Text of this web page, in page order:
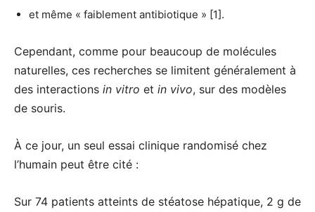
et même « faiblement antibiotique » [1].
Cependant, comme pour beaucoup de molécules
naturelles, ces recherches se limitent généralement à
des interactions in vitro et in vivo, sur des modèles
de souris.
À ce jour, un seul essai clinique randomisé chez
l’humain peut être cité :
Sur 74 patients atteints de stéatose hépatique, 2 g de